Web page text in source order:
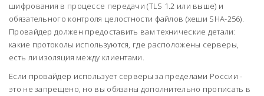
шифрования в процессе передачи (TLS 1.2 или выше) и
обязательного контроля целостности файлов (хеши SHA-256).
Провайдер должен предоставить вам технические детали:
какие протоколы используются, где расположены серверы,
есть ли изоляция между клиентами.
Если провайдер использует серверы за пределами России -
это не запрещено, но вы обязаны дополнительно прописать в